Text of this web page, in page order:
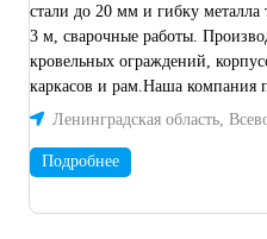
стали до 20 мм и гибку
3 м, сварочные работы.
кровельных ограждений,
каркасов и рам.Наша компания
индивидуальные заказы любой
Ленинградская область,
Подробнее